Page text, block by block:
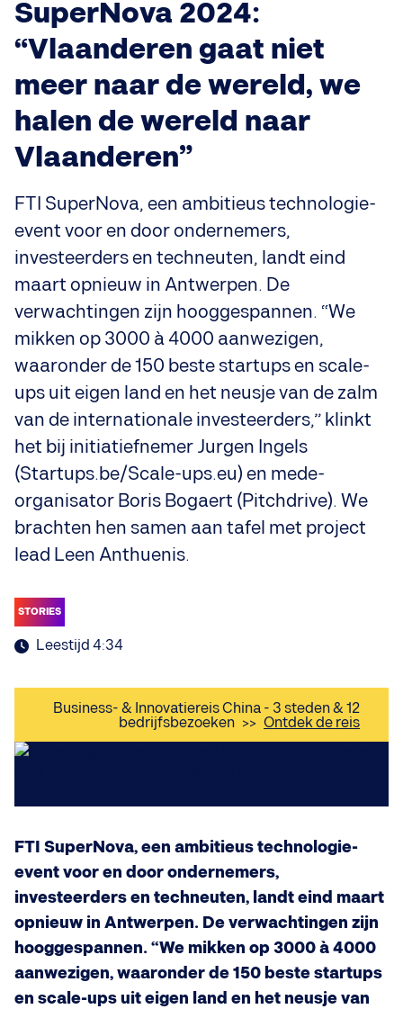
SuperNova 2024:
“Vlaanderen gaat niet
meer naar de wereld, we
halen de wereld naar
Vlaanderen”
FTI SuperNova, een ambitieus technologie-
event voor en door ondernemers,
investeerders en techneuten, landt eind
maart opnieuw in Antwerpen. De
verwachtingen zijn hooggespannen. “We
mikken op 3000 à 4000 aanwezigen,
waaronder de 150 beste startups en scale-
ups uit eigen land en het neusje van de zalm
van de internationale investeerders,” klinkt
het bij initiatiefnemer Jurgen Ingels
(Startups.be/Scale-ups.eu) en mede-
organisator Boris Bogaert (Pitchdrive). We
brachten hen samen aan tafel met project
lead Leen Anthuenis.
STORIES
Leestijd 4:34
Business- & Innovatiereis China - 3 steden & 12
bedrijfsbezoeken >> Ontdek de reis
FTI SuperNova, een ambitieus technologie-
event voor en door ondernemers,
investeerders en techneuten, landt eind maart
opnieuw in Antwerpen. De verwachtingen zijn
hooggespannen. “We mikken op 3000 à 4000
aanwezigen, waaronder de 150 beste startups
en scale-ups uit eigen land en het neusje van